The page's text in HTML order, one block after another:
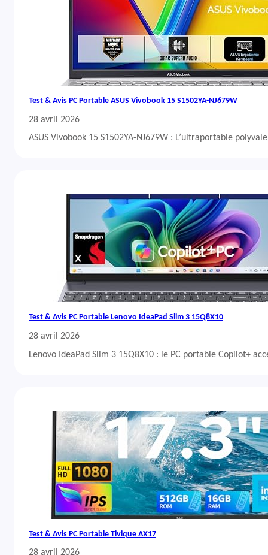
Test & Avis PC Portable ASUS Vivobook 15 S1502YA-NJ679W
28 avril 2026
ASUS Vivobook 15 S1502YA-NJ679W : L’ultraportable
Test & Avis PC Portable Lenovo IdeaPad Slim 3 15Q8X10
28 avril 2026
Lenovo IdeaPad Slim 3 15Q8X10 : le PC portable Copilot+
Test & Avis PC Portable Tivique AX17
28 avril 2026